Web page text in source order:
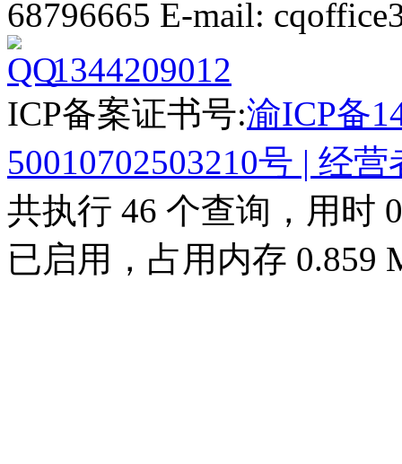
68796665 E-mail:
1344209012
ICP备案证书号:渝ICP备
50010702503210号 | 经营
共执行 46 个查询，用时
已启用，占用内存 0.859